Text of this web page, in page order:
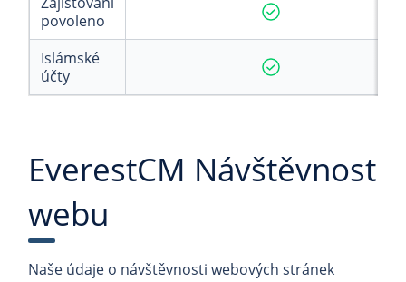
povoleno
Islámské
účty
EverestCM Návštěvnost
webu
Naše údaje o návštěvnosti webových stránek